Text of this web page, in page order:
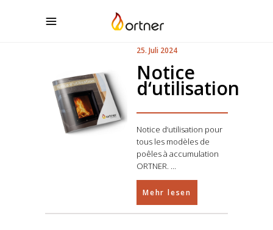
25. Juli 2024
Notice
d‘utilisation
Notice d‘utilisation pour
tous les modèles de
poêles à accumulation
ORTNER.
Mehr lesen